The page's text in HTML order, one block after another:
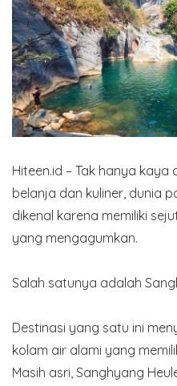
Hiteen.id – Tak hanya
belanja dan kuliner, dunia
dikenal karena memiliki
yang mengagumkan.
Salah satunya adalah
Destinasi yang satu ini
kolam air alami yang
Masih asri, Sanghyang